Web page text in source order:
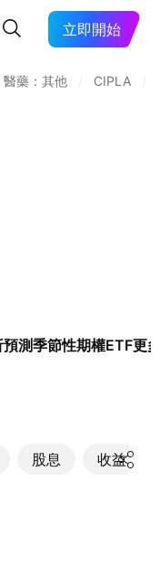
立即開始
醫藥：其他 CIPLA
預測季節性期權ETF更
股息 收益